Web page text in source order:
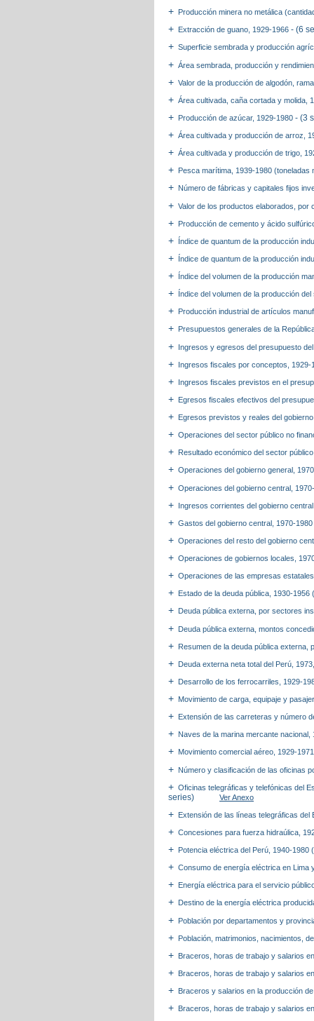
Producción minera no metálica
Extracción de guano, 1929-1966 - (6
Superficie sembrada y producción
Área sembrada, producción y
Valor de la producción de algodón,
Área cultivada, caña cortada y molida,
Producción de azúcar, 1929-1980 - (3
Área cultivada y producción de arroz,
Área cultivada y producción de trigo,
Pesca marítima, 1939-1980
Número de fábricas y capitales fijos
Valor de los productos elaborados,
Producción de cemento y ácido
Índice de quantum de la producción
Índice de quantum de la producción
Índice del volumen de la producción
Índice del volumen de la producción
Producción industrial de artículos
Presupuestos generales de la
Ingresos y egresos del presupuesto
Ingresos fiscales por conceptos,
Ingresos fiscales previstos en el
Egresos fiscales efectivos del
Egresos previstos y reales del
Operaciones del sector público no
Resultado económico del sector
Operaciones del gobierno general,
Operaciones del gobierno central,
Ingresos corrientes del gobierno
Gastos del gobierno central, 1970-
Operaciones del resto del gobierno
Operaciones de gobiernos locales,
Operaciones de las empresas
Estado de la deuda pública, 1930-
Deuda pública externa, por sectores
Deuda pública externa, montos
Resumen de la deuda pública
Deuda externa neta total del Perú,
Desarrollo de los ferrocarriles, 1929-
Movimiento de carga, equipaje y
Extensión de las carreteras y número
Naves de la marina mercante
Movimiento comercial aéreo, 1929-
Número y clasificación de las oficinas
Oficinas telegráficas y telefónicas del
series) Ver Anexo
Extensión de las líneas telegráficas
Concesiones para fuerza hidraúlica,
Potencia eléctrica del Perú, 1940-1980
Consumo de energía eléctrica en
Energía eléctrica para el servicio
Destino de la energía eléctrica
Población por departamentos y
Población, matrimonios, nacimientos,
Braceros, horas de trabajo y salarios
Braceros, horas de trabajo y salarios
Braceros y salarios en la producción
Braceros, horas de trabajo y salarios